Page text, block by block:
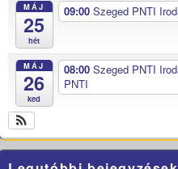
MÁJ
25
hét
09:00 Szeged PNTI
MÁJ
26
ked
08:00 Szeged PNTI
PNTI